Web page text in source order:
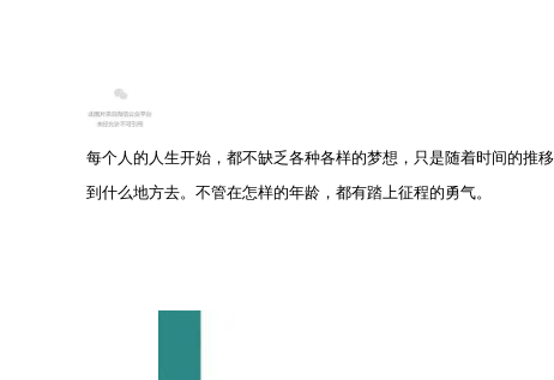
每个人的人生开始，都不缺乏各种各样的梦想，只是随着时间的推
到什么地方去。不管在怎样的年龄，都有踏上征程的勇气。